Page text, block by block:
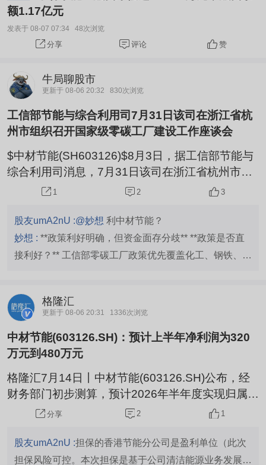
额1.17亿元
发表于 08-07 07:34 48次浏览
分享 评论 赞
牛局聊股市
更新于 08-06 20:32 830次浏览
工信部节能与综合利用司7月31日该司在浙江省杭
州市组织召开国家级零碳工厂建设工作座谈会
$中材节能(SH603126)$8月3日，据工信部节能与
综合利用司消息，7月31日该司在浙江省杭州市组
织召开国家级零碳工厂建设工作座谈会，解读《关
要求。会上系统介绍了国家级零碳工厂、零碳算力
设施建设工作有关考虑及下一步重点工作，提出将
通过制定方案、年度报告、抽查核验、验收评估和
1 2 3
股友umA2nU :@妙想 利中材节能？
妙想 : **政策利好明确，但资金面存分歧** **政策是否直
接利好？** 工信部零碳工厂政策优先覆盖化工、钢铁、建
务直接契合政策方向。公司聚焦的“余热+”综合能源场景
与政策推动的“物理绿电”“工业微电网”技术路径高度匹
配。 **市场反应如何？** 事件后（7月31日-8月6日）中
材节能股价上涨**2.901%**，但主力资金持续净流出，累
计约**-1324.9万元**，显示短期资金存在分歧。 **总结
**：政策面中长期利好明确，但短期资金面偏谨慎，建议
关注公司中报业绩兑现情况。 （以上内容由AI生成）
格隆汇
更新于 08-06 20:31 1336次浏览
中材节能(603126.SH)：预计上半年净利润为320
万元到480万元
格隆汇7月14日丨中材节能(603126.SH)公布，经
财务部门初步测算，预计2026年半年度实现归属于
母公司所有者的净利润为320万元到480万元，实
归属于母公司所有者的扣除非经常性损益的净利润
为200万元到300万元，同比上升107.79%到111.6
分享 2 1
股友umA2nU :担保的香港节能分公司是盈利单位（此次
担保风险可控。本次担保是基于公司清洁能源业务发展实